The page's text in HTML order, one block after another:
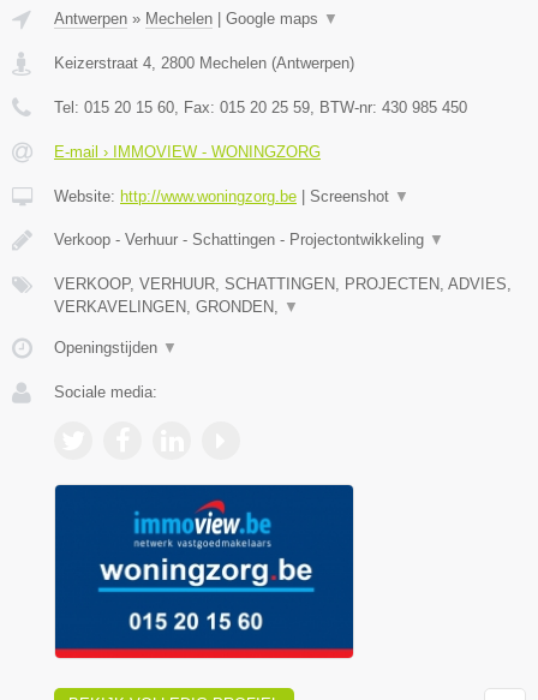
Antwerpen » Mechelen | Google maps ▼
Keizerstraat 4 2800 Mechelen (Antwerpen)
Tel: 015 20 15 60 , Fax: 015 20 25 59 , BTW-nr: 430 985 450
E-mail › IMMOVIEW - WONINGZORG
Website: http://www.woningzorg.be | Screenshot ▼
Verkoop - Verhuur - Schattingen - Projectontwikkeling ▼
VERKOOP, VERHUUR, SCHATTINGEN, PROJECTEN, ADVIES,
VERKAVELINGEN, GRONDEN,
▼
Openingstijden ▼
Sociale media: